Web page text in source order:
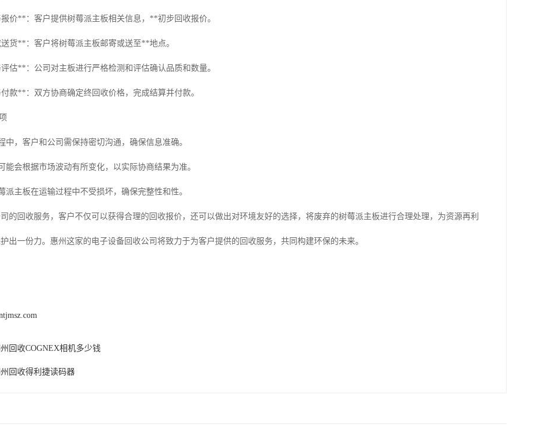
价**：客户提供树莓派主板相关信息，**初步回收报价。
货**：客户将树莓派主板邮寄或送至**地点。
估**：公司对主板进行严格检测和评估确认品质和数量。
款**：双方协商确定终回收价格，完成结算并付款。
中，客户和公司需保持密切沟通，确保信息准确。
能会根据市场波动有所变化，以实际协商结果为准。
派主板在运输过程中不受损坏，确保完整性和性。
的回收服务，客户不仅可以获得合理的回收报价，还可以做出对环境友好的选择，将废弃的树莓派主板进行合理处理，为资源再利
出一份力。惠州这家的电子设备回收公司将致力于为客户提供的回收服务，共同构建环保的未来。
回收COGNEX相机多少钱
回收得利捷读码器